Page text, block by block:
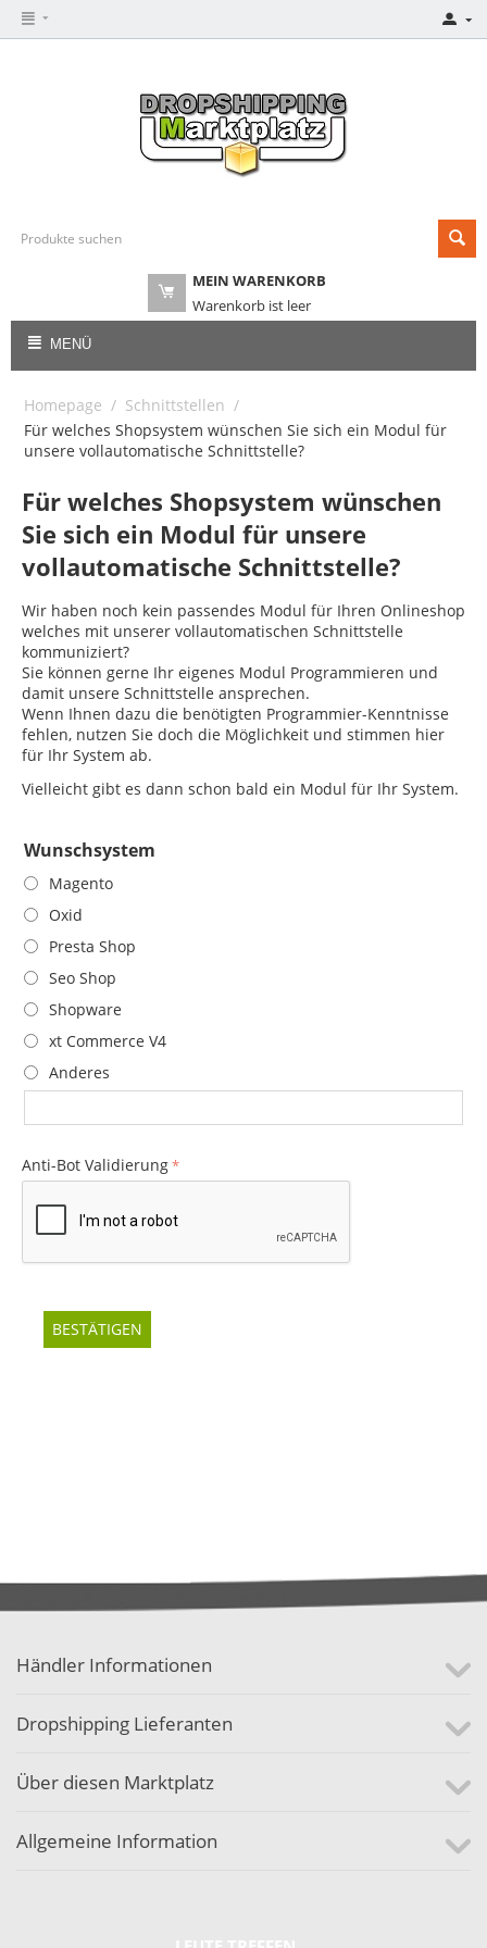
MEIN WARENKORB
Warenkorb ist leer
MENÜ
Homepage / Schnittstellen /
Für welches Shopsystem wünschen Sie sich ein Modul für
unsere vollautomatische Schnittstelle?
Für welches Shopsystem wünschen
Sie sich ein Modul für unsere
vollautomatische Schnittstelle?
Wir haben noch kein passendes Modul für Ihren Onlineshop
welches mit unserer vollautomatischen Schnittstelle
kommuniziert?
Sie können gerne Ihr eigenes Modul Programmieren und
damit unsere Schnittstelle ansprechen.
Wenn Ihnen dazu die benötigten Programmier-Kenntnisse
fehlen, nutzen Sie doch die Möglichkeit und stimmen hier
für Ihr System ab.
Vielleicht gibt es dann schon bald ein Modul für Ihr System.
Wunschsystem
Magento
Oxid
Presta Shop
Seo Shop
Shopware
xt Commerce V4
Anderes
Anti-Bot Validierung
BESTÄTIGEN
Händler Informationen
Dropshipping Lieferanten
Über diesen Marktplatz
Allgemeine Information